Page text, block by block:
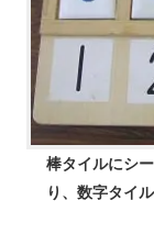
棒タイルにシ
り、数字タイ